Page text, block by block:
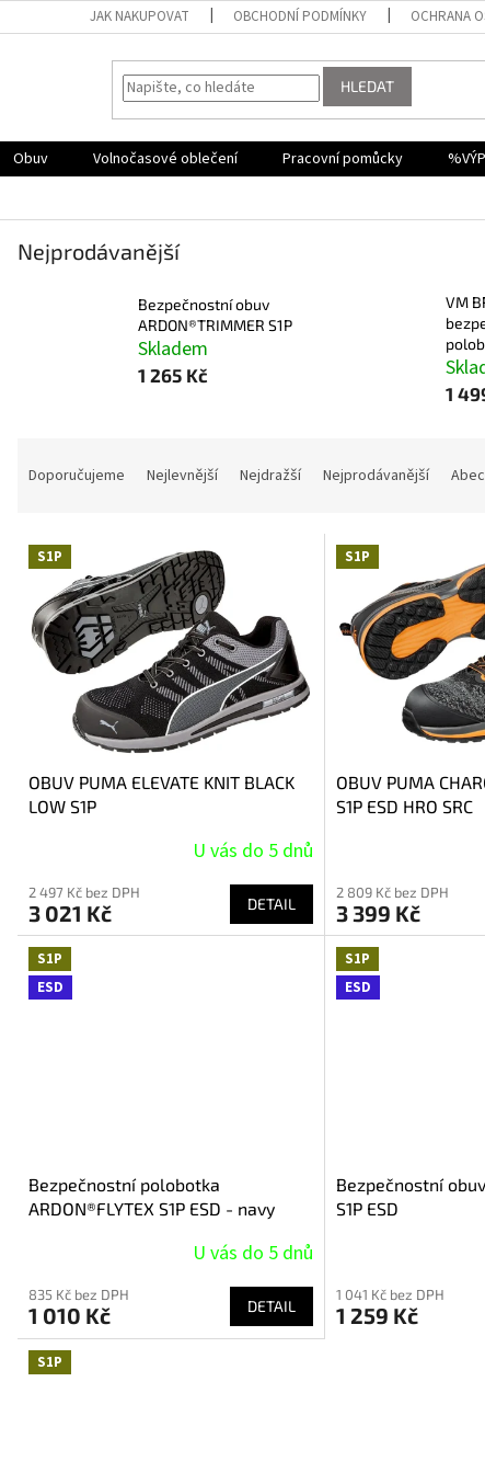
JAK NAKUPOVAT OBCHODNÍ PODMÍNKY OCHRANA
HLEDAT
Obuv Volnočasové oblečení Pracovní pomůcky
Nejprodávanější
Bezpečnostní obuv
ARDON®TRIMMER S1P
Skladem
1 265 Kč
VM
1
n
Doporučujeme Nejlevnější Nejdražší Nejprodávanější
V S1P
OBUV PUMA ELEVATE KNIT BLACK
LOW S1P
U vás do 5 dnů
2 497 Kč bez DPH
3 021 Kč DETAIL
S1P
OBUV PUMA
S1P ESD HRO SRC
2 809 Kč bez DPH
3 399 Kč
S1P
ESD
Bezpečnostní polobotka
ARDON®FLYTEX S1P ESD - navy
U vás do 5 dnů
835 Kč bez DPH
1 010 Kč DETAIL
S1P
ESD
Bezpečnostní
S1P ESD
1 041 Kč bez DPH
1 259 Kč
S1P